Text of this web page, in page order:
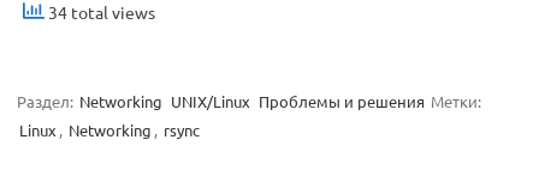
34 total views
Раздел: Networking UNIX/Linux Проблемы и решения Метки:
Linux , Networking , rsync